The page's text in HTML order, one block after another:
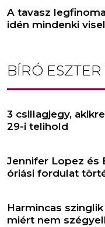
A tavasz
idén mindenki
BÍRÓ ESZTER
3 csillagjegy,
29-i telihold
Jennifer Lopez és
óriási fordulat
Harmincas
miért nem